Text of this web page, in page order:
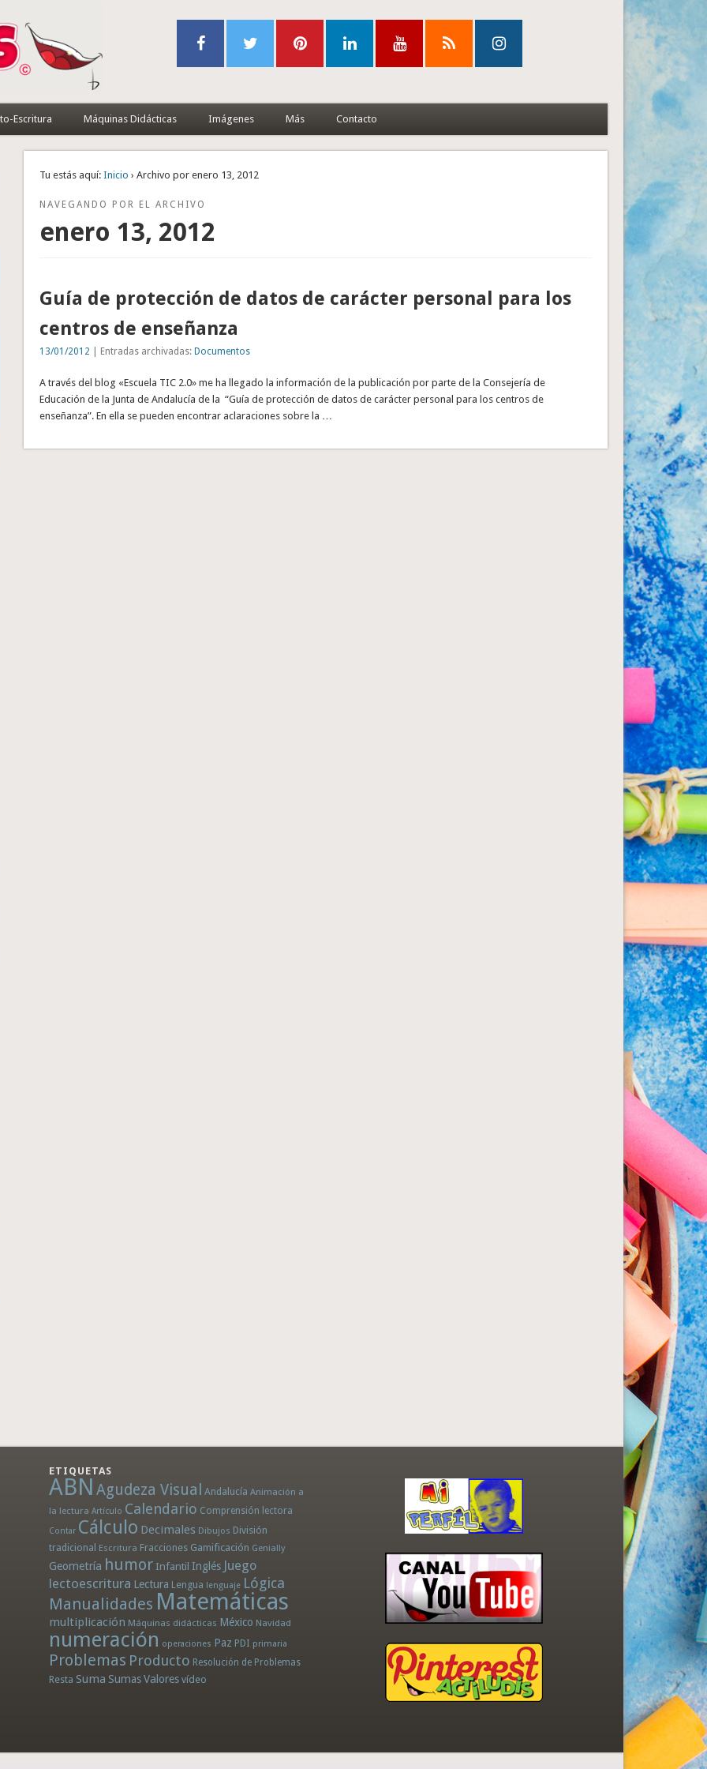
Escritura Máquinas Didácticas Imágenes Más Contacto
Tu estás aquí: Inicio › Archivo por enero 13, 2012
NAVEGANDO POR EL ARCHIVO
enero 13, 2012
Guía de protección de datos de carácter personal para los
centros de enseñanza
13/01/2012 | Entradas archivadas:Documentos
A través del blog «Escuela TIC 2.0» me ha llegado la información de la publicación por parte de la Consejería de
Educación de la Junta de Andalucía de la “Guía de protección de datos de carácter personal para los centros de
enseñanza”. En ella se pueden encontrar aclaraciones sobre la …
ETIQUETAS
ABN Agudeza Visual Andalucía Animación a
la lectura Artículo Calendario Comprensión lectora
Contar Cálculo Decimales Dibujos División
tradicional Escritura Fracciones Gamificación Genially
Geometría humor Infantil Inglés Juego
lectoescritura Lectura Lengua lenguaje Lógica
Manualidades Matemáticas
multiplicación Máquinas didácticas México Navidad
numeración operaciones Paz PDI primaria
Problemas Producto Resolución de Problemas
Resta Suma SumasValores vídeo